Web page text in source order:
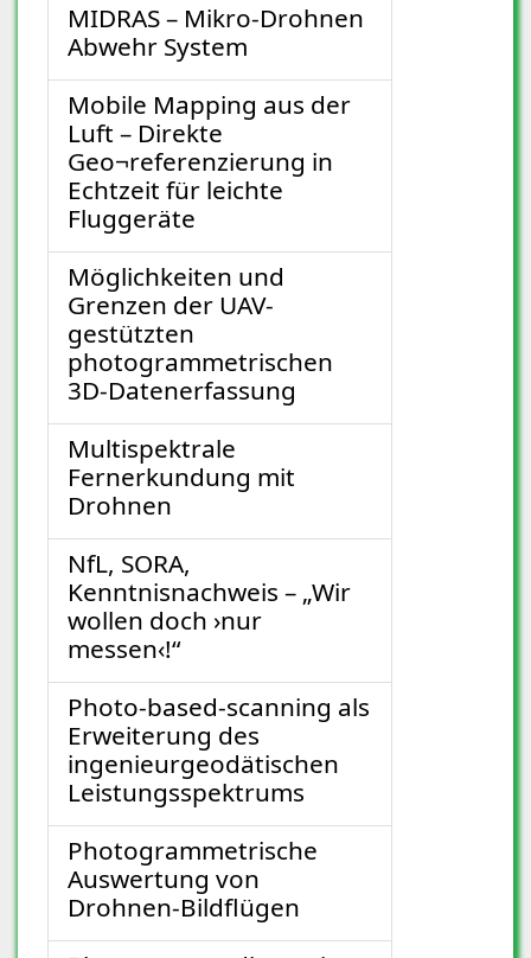
MIDRAS – Mikro-Drohnen
Abwehr System
Mobile Mapping aus der
Luft – Direkte
Geo¬referenzierung in
Echtzeit für leichte
Fluggeräte
Möglichkeiten und
Grenzen der UAV-
gestützten
photogrammetrischen
3D-Datenerfassung
Multispektrale
Fernerkundung mit
Drohnen
NfL, SORA,
Kenntnisnachweis – „Wir
wollen doch ›nur
messen‹!“
Photo-based-scanning als
Erweiterung des
ingenieurgeodätischen
Leistungsspektrums
Photogrammetrische
Auswertung von
Drohnen-Bildflügen